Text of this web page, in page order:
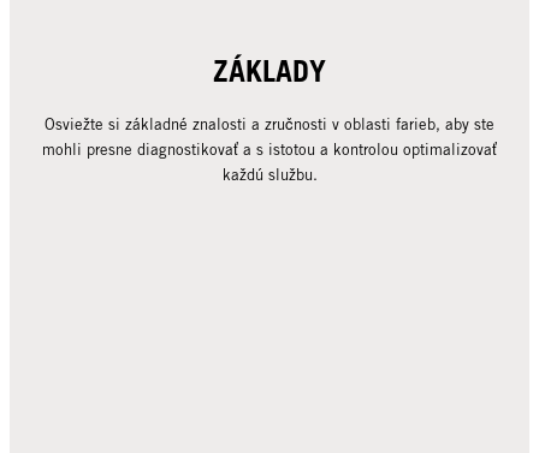
ZÁKLADY
Osviežte si základné znalosti a zručnosti v oblasti farieb, aby ste
mohli presne diagnostikovať a s istotou a kontrolou optimalizovať
každú službu.